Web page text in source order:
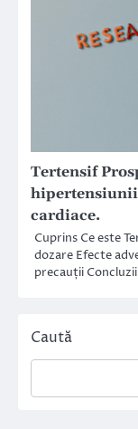
Tertensif
cardiace.
Cuprins Ce este
dozare Efecte
precauții
Caută